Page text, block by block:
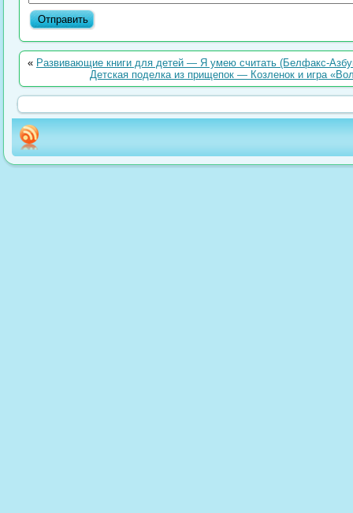
« Развивающие книги для детей — Я умею считать (Белфакс-
Детская поделка из прищепок — Козленок и игра